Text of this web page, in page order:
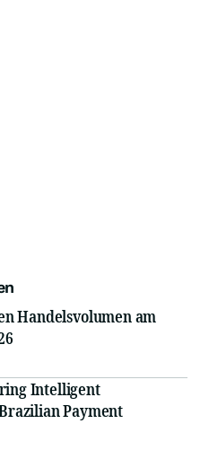
Handelsvolumen am
Intelligent
Payment